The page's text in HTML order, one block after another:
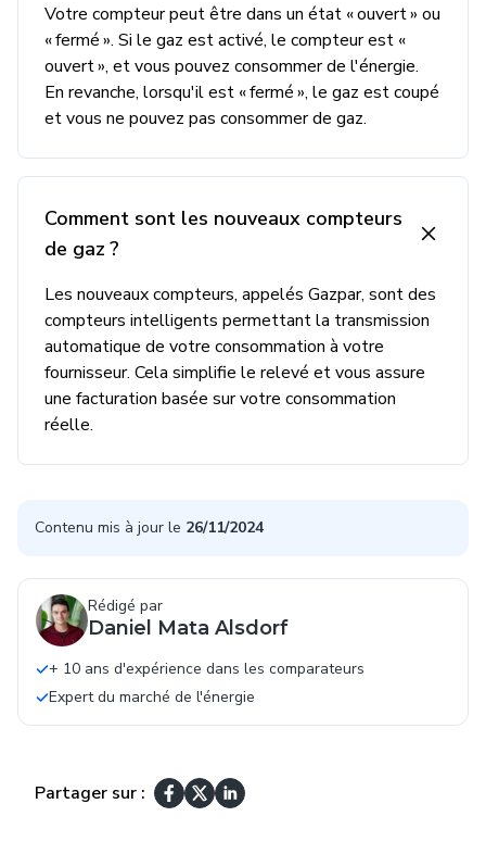
Votre compteur peut être dans un état « ouvert » ou
« fermé ». Si le gaz est activé, le compteur est «
ouvert », et vous pouvez consommer de l'énergie.
En revanche, lorsqu'il est « fermé », le gaz est coupé
et vous ne pouvez pas consommer de gaz.
Comment sont les nouveaux compteurs
de gaz ?
Les nouveaux compteurs, appelés Gazpar, sont des
compteurs intelligents permettant la transmission
automatique de votre consommation à votre
fournisseur. Cela simplifie le relevé et vous assure
une facturation basée sur votre consommation
réelle.
Contenu mis à jour le 26/11/2024
Rédigé par
Daniel Mata Alsdorf
+ 10 ans d'expérience dans les comparateurs
Expert du marché de l'énergie
Partager sur :